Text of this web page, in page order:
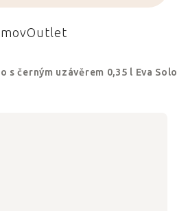
Outlet
s černým uzávěrem 0,35 l Eva Solo